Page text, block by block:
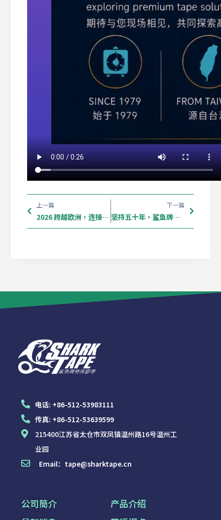
上一篇
2026 跨越欧洲，连接世界。 🌍
下一篇
坚持五十年，鲨鱼牌来到南非
电话: +86-512-53983111
传真: +86-512-53639599
215400江苏省太仓市双凤镇温州路16号温州工
业园
Email： tape@sharktape.cn
公司簡介
产品介绍